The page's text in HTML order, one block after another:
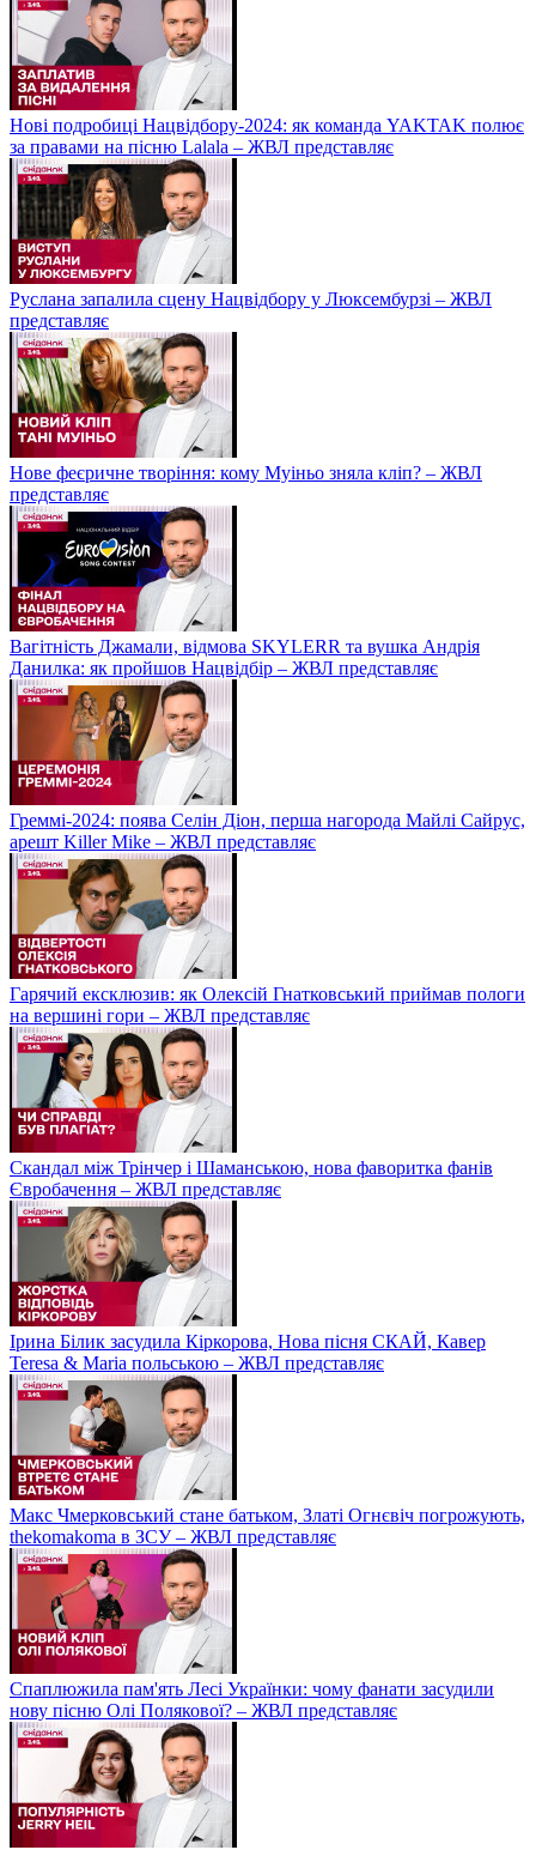
Нові подробиці Нацвідбору-2024: як команда YAKTAK полює
за правами на пісню Lalala – ЖВЛ представляє
Руслана запалила сцену Нацвідбору у Люксембурзі – ЖВЛ
представляє
Нове феєричне творіння: кому Муіньо зняла кліп? – ЖВЛ
представляє
Вагітність Джамали, відмова SKYLERR та вушка Андрія
Данилка: як пройшов Нацвідбір – ЖВЛ представляє
Греммі-2024: поява Селін Діон, перша нагорода Майлі Сайрус,
арешт Killer Mike – ЖВЛ представляє
Гарячий ексклюзив: як Олексій Гнатковський приймав пологи
на вершині гори – ЖВЛ представляє
Скандал між Трінчер і Шаманською, нова фаворитка фанів
Євробачення – ЖВЛ представляє
Ірина Білик засудила Кіркорова, Нова пісня СКАЙ, Кавер
Teresa & Maria польською – ЖВЛ представляє
Макс Чмерковський стане батьком, Златі Огнєвіч погрожують,
thekomakoma в ЗСУ – ЖВЛ представляє
Спаплюжила пам'ять Лесі Українки: чому фанати засудили
нову пісню Олі Полякової? – ЖВЛ представляє